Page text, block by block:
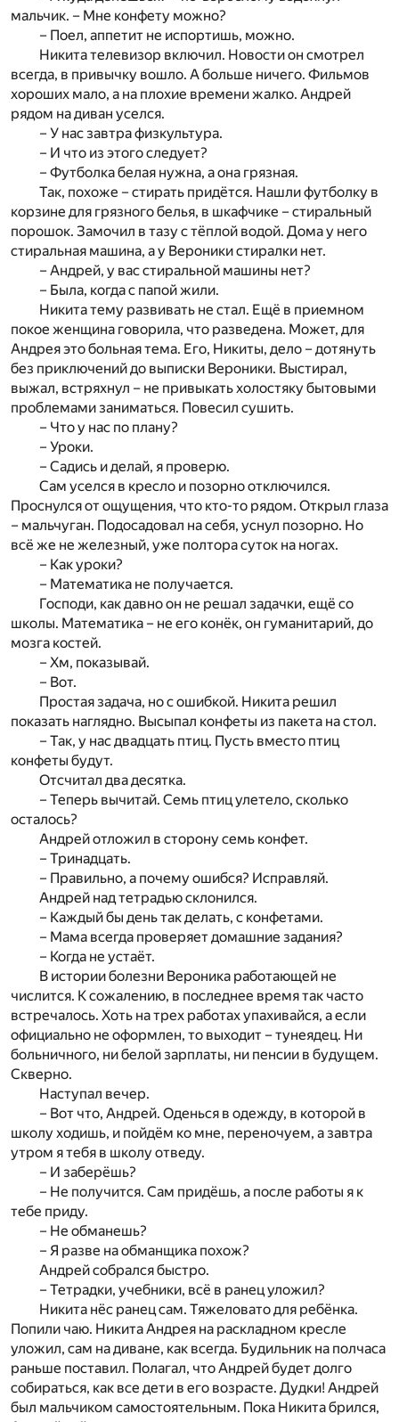
мальчик. – Мне конфету можно?
– Поел, аппетит не испортишь, можно.
Никита телевизор включил. Новости он смотрел
всегда, в привычку вошло. А больше ничего. Фильмов
хороших мало, а на плохие времени жалко. Андрей
рядом на диван уселся.
– У нас завтра физкультура.
– И что из этого следует?
– Футболка белая нужна, а она грязная.
Так, похоже – стирать придётся. Нашли футболку в
корзине для грязного белья, в шкафчике – стиральный
порошок. Замочил в тазу с тёплой водой. Дома у него
стиральная машина, а у Вероники стиралки нет.
– Андрей, у вас стиральной машины нет?
– Была, когда с папой жили.
Никита тему развивать не стал. Ещё в приемном
покое женщина говорила, что разведена. Может, для
Андрея это больная тема. Его, Никиты, дело – дотянуть
без приключений до выписки Вероники. Выстирал,
выжал, встряхнул – не привыкать холостяку бытовыми
проблемами заниматься. Повесил сушить.
– Что у нас по плану?
– Уроки.
– Садись и делай, я проверю.
Сам уселся в кресло и позорно отключился.
Проснулся от ощущения, что кто-то рядом. Открыл глаза
– мальчуган. Подосадовал на себя, уснул позорно. Но
всё же не железный, уже полтора суток на ногах.
– Как уроки?
– Математика не получается.
Господи, как давно он не решал задачки, ещё со
школы. Математика – не его конёк, он гуманитарий, до
мозга костей.
– Хм, показывай.
– Вот.
Простая задача, но с ошибкой. Никита решил
показать наглядно. Высыпал конфеты из пакета на стол.
– Так, у нас двадцать птиц. Пусть вместо птиц
конфеты будут.
Отсчитал два десятка.
– Теперь вычитай. Семь птиц улетело, сколько
осталось?
Андрей отложил в сторону семь конфет.
– Тринадцать.
– Правильно, а почему ошибся? Исправляй.
Андрей над тетрадью склонился.
– Каждый бы день так делать, с конфетами.
– Мама всегда проверяет домашние задания?
– Когда не устаёт.
В истории болезни Вероника работающей не
числится. К сожалению, в последнее время так часто
встречалось. Хоть на трех работах упахивайся, а если
официально не оформлен, то выходит – тунеядец. Ни
больничного, ни белой зарплаты, ни пенсии в будущем.
Скверно.
Наступал вечер.
– Вот что, Андрей. Оденься в одежду, в которой в
школу ходишь, и пойдём ко мне, переночуем, а завтра
утром я тебя в школу отведу.
– И заберёшь?
– Не получится. Сам придёшь, а после работы я к
тебе приду.
– Не обманешь?
– Я разве на обманщика похож?
Андрей собрался быстро.
– Тетрадки, учебники, всё в ранец уложил?
Никита нёс ранец сам. Тяжеловато для ребёнка.
Попили чаю. Никита Андрея на раскладном кресле
уложил, сам на диване, как всегда. Будильник на полчаса
раньше поставил. Полагал, что Андрей будет долго
собираться, как все дети в его возрасте. Дудки! Андрей
был мальчиком самостоятельным. Пока Никита брился,